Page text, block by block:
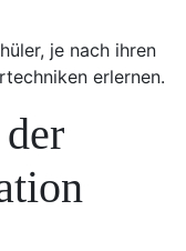
je nach ihren
erlernen.